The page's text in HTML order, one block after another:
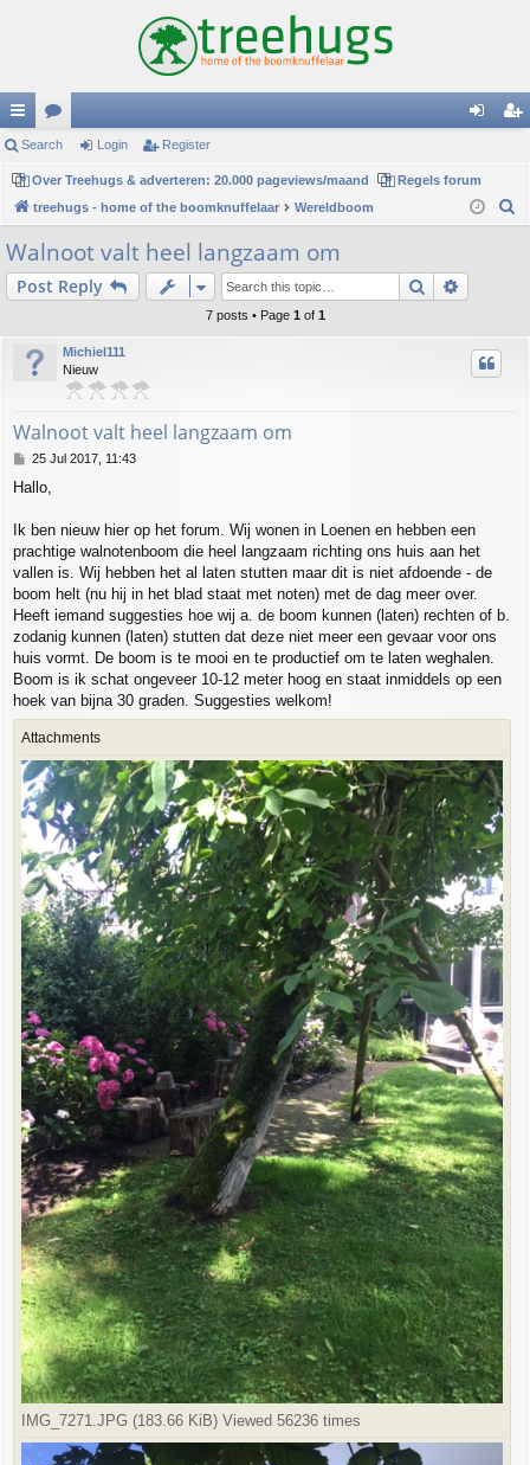
ui
ck
lin
ks
or
u
m
s
in
er
Search Login Register
Over Treehugs & adverteren: 20.000 pageviews/maand
Regels forum
treehugs - home of the boomknuffelaar
Wereldboom
h
Walnoot valt heel langzaam om
Post Reply Search
7 posts • Page 1 of 1
Michiel111
Nieuw
Walnoot valt heel langzaam om
P
s
25 Jul 2017, 11:43
Hallo,
Ik ben nieuw hier op het forum. Wij wonen in Loenen en hebben een
prachtige walnotenboom die heel langzaam richting ons huis aan het
vallen is. Wij hebben het al laten stutten maar dit is niet afdoende - de
boom helt (nu hij in het blad staat met noten) met de dag meer over.
Heeft iemand suggesties hoe wij a. de boom kunnen (laten) rechten of b.
zodanig kunnen (laten) stutten dat deze niet meer een gevaar voor ons
huis vormt. De boom is te mooi en te productief om te laten weghalen.
Boom is ik schat ongeveer 10-12 meter hoog en staat inmiddels op een
hoek van bijna 30 graden. Suggesties welkom!
Attachments
IMG_7271.JPG (183.66 KiB) Viewed 56236 times